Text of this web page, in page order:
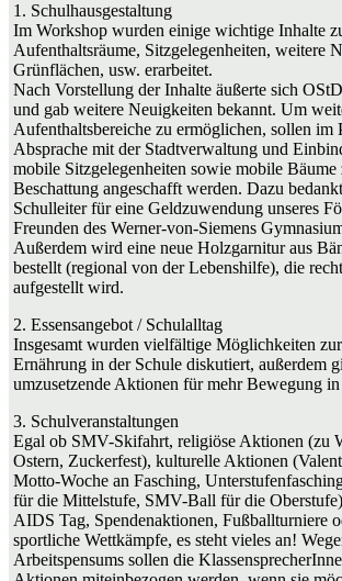
1. Schulhausgestaltung
Im Workshop wurden einige wichtige Inhalte
Aufenthaltsräume, Sitzgelegenheiten, weitere
Grünflächen, usw. erarbeitet.
Nach Vorstellung der Inhalte äußerte sich
und gab weitere Neuigkeiten bekannt. Um
Aufenthaltsbereiche zu ermöglichen, sollen im
Absprache mit der Stadtverwaltung und
mobile Sitzgelegenheiten sowie mobile Bäume
Beschattung angeschafft werden. Dazu
Schulleiter für eine Geldzuwendung unseres
Freunden des Werner-von-Siemens
Außerdem wird eine neue Holzgarnitur aus
bestellt (regional von der Lebenshilfe), die
aufgestellt wird.
2. Essensangebot / Schulalltag
Insgesamt wurden vielfältige Möglichkeiten zur
Ernährung in der Schule diskutiert, außerdem
umzusetzende Aktionen für mehr Bewegung in
3. Schulveranstaltungen
Egal ob SMV-Skifahrt, religiöse Aktionen (zu
Ostern, Zuckerfest), kulturelle Aktionen
Motto-Woche an Fasching,
für die Mittelstufe, SMV-Ball für die
AIDS Tag, Spendenaktionen, Fußballturniere
sportliche Wettkämpfe, es steht vieles an!
Arbeitspensums sollen die